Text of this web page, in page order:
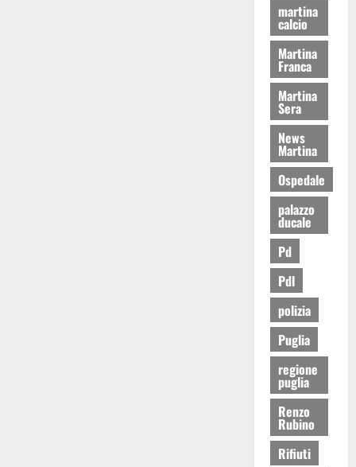
martina
calcio
Martina
Franca
Martina
Sera
News
Martina
Ospedale
palazzo
ducale
Pd
Pdl
polizia
Puglia
regione
puglia
Renzo
Rubino
Rifiuti